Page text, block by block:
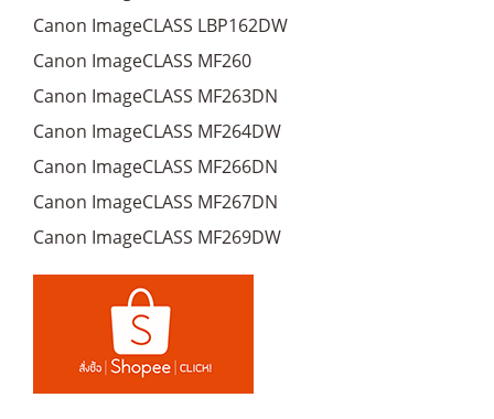
Canon ImageCLASS LBP162DW
Canon ImageCLASS MF260
Canon ImageCLASS MF263DN
Canon ImageCLASS MF264DW
Canon ImageCLASS MF266DN
Canon ImageCLASS MF267DN
Canon ImageCLASS MF269DW